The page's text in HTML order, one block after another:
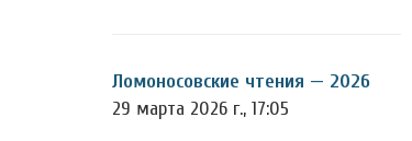
Ломоносовские чтения — 2026
29 марта 2026 г., 17:05